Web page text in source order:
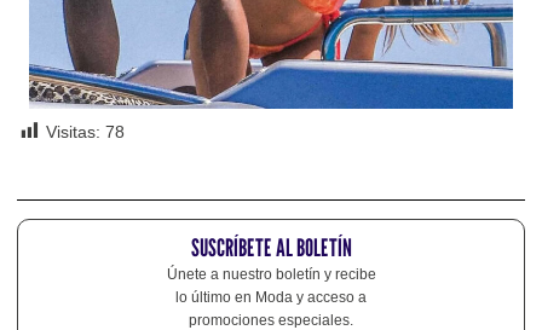
Visitas: 78
SUSCRÍBETE AL BOLETÍN
Únete a nuestro boletín y recibe
lo último en Moda y acceso a
promociones especiales.